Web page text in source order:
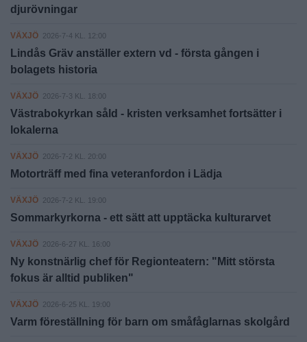
djurövningar
VÄXJÖ 2026-7-4 KL. 12:00
Lindås Gräv anställer extern vd - första gången i
bolagets historia
VÄXJÖ 2026-7-3 KL. 18:00
Västrabokyrkan såld - kristen verksamhet fortsätter i
lokalerna
VÄXJÖ 2026-7-2 KL. 20:00
Motorträff med fina veteranfordon i Lädja
VÄXJÖ 2026-7-2 KL. 19:00
Sommarkyrkorna - ett sätt att upptäcka kulturarvet
VÄXJÖ 2026-6-27 KL. 16:00
Ny konstnärlig chef för Regionteatern: "Mitt största
fokus är alltid publiken"
VÄXJÖ 2026-6-25 KL. 19:00
Varm föreställning för barn om småfåglarnas skolgård